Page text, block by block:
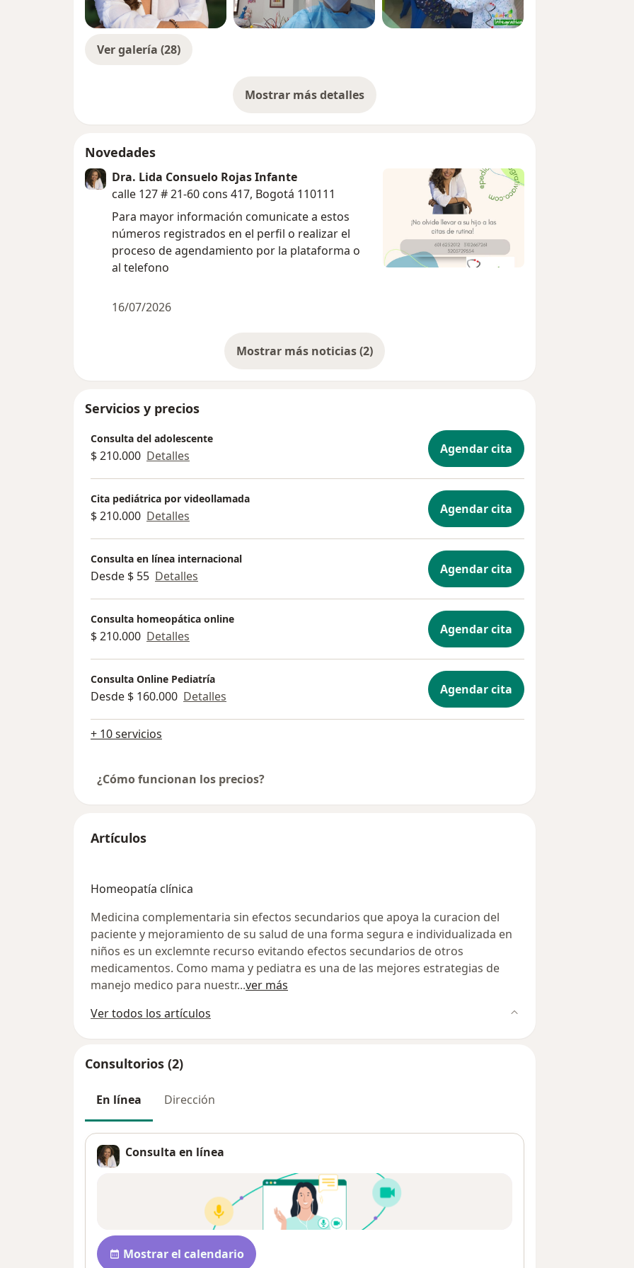
Ver galería (28)
Mostrar más detalles
sobre la experiencia
Novedades
Dra. Lida Consuelo Rojas Infante
calle 127 # 21-60 cons 417, Bogotá 110111
Para mayor información comunicate a estos
números registrados en el perfil o realizar el
proceso de agendamiento por la plataforma o
al telefono
16/07/2026
Mostrar más noticias (2)
Servicios y precios
Consulta del adolescente
$ 210.000 Detalles Agendar cita
Cita pediátrica por videollamada
$ 210.000 Detalles Agendar cita
Consulta en línea internacional
Desde $ 55 Detalles Agendar cita
Consulta homeopática online
$ 210.000 Detalles Agendar cita
Consulta Online Pediatría
Desde $ 160.000 Detalles Agendar cita
+ 10 servicios
¿Cómo funcionan los precios?
Artículos
Homeopatía clínica
Medicina complementaria sin efectos secundarios que apoya la curacion del
paciente y mejoramiento de su salud de una forma segura e individualizada en
niños es un exclemnte recurso evitando efectos secundarios de otros
medicamentos. Como mama y pediatra es una de las mejores estrategias de
manejo medico para nuestr...ver más
Ver todos los artículos
Consultorios (2)
En línea Dirección
Consulta en línea
Disponibilidad
Mostrar el calendario